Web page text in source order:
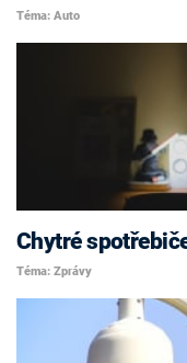
Téma: Auto
Chytré
Téma: Zprávy